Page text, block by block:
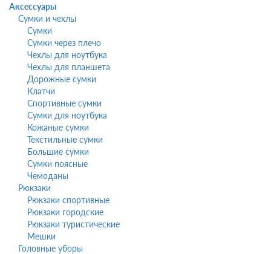
Аксессуары
Сумки и чехлы
Сумки
Сумки через плечо
Чехлы для ноутбука
Чехлы для планшета
Дорожные сумки
Клатчи
Спортивные сумки
Сумки для ноутбука
Кожаные сумки
Текстильные сумки
Большие сумки
Сумки поясные
Чемоданы
Рюкзаки
Рюкзаки спортивные
Рюкзаки городские
Рюкзаки туристические
Мешки
Головные уборы